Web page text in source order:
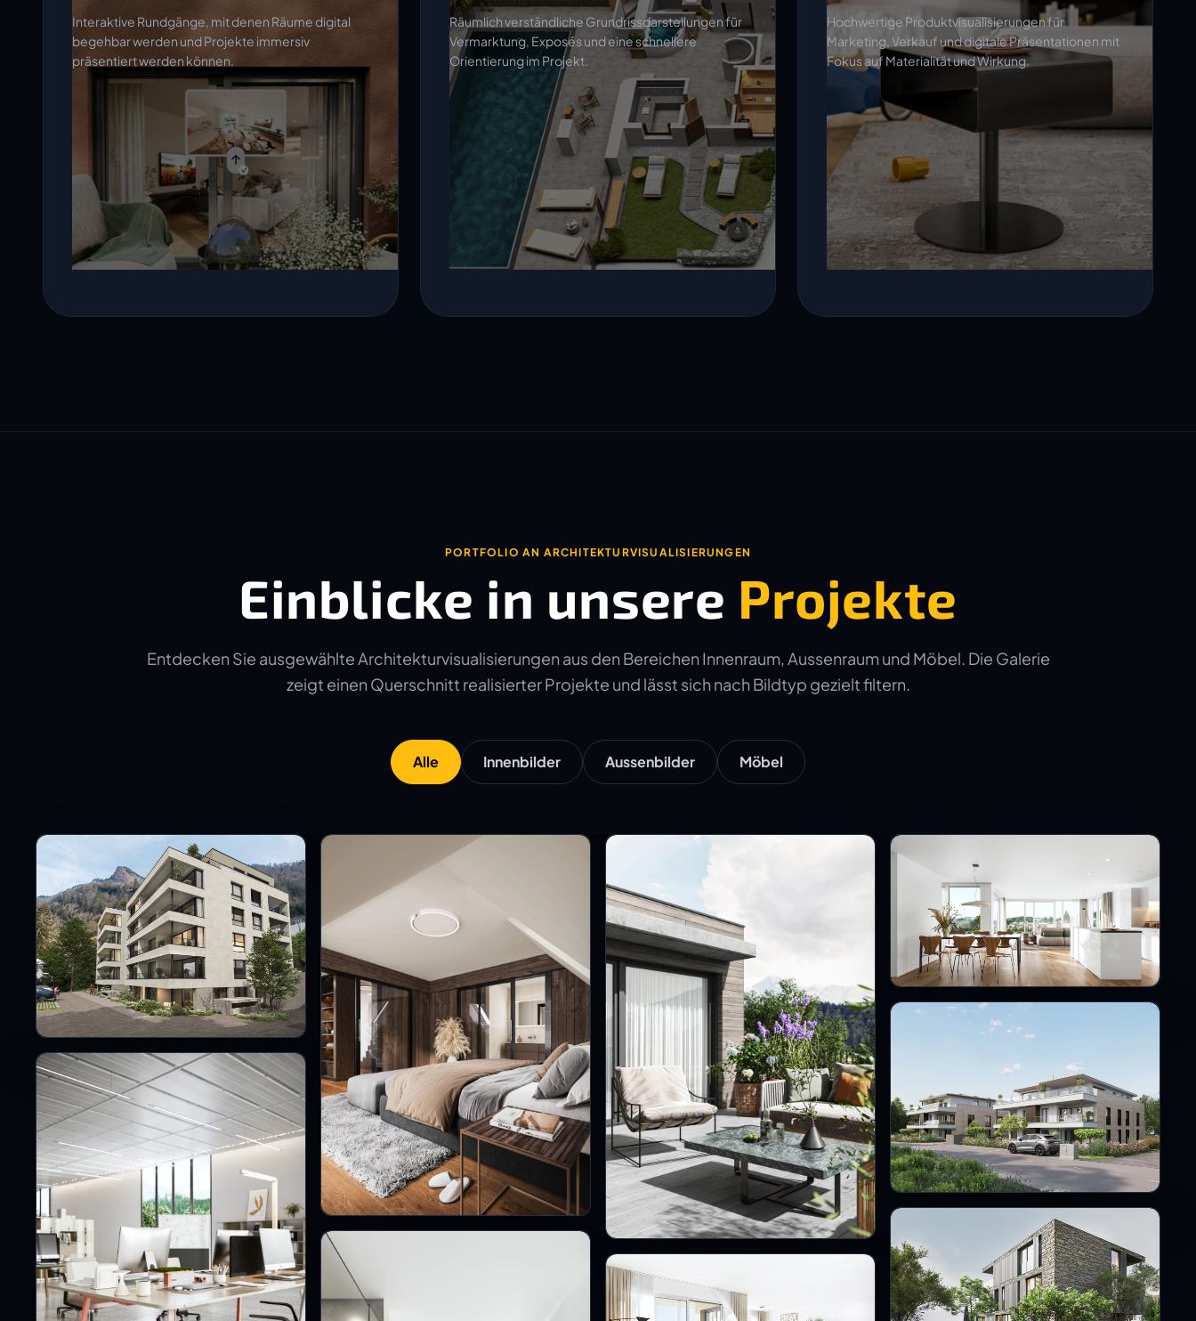
Interaktive Rundgänge, mit denen Räume digital
begehbar werden und Projekte immersiv
präsentiert werden können.
Räumlich verständliche Grundrissdarstellungen für
Vermarktung, Exposés und eine schnellere
Orientierung im Projekt.
Hochwertige Produktvisualisierungen für
Marketing, Verkauf und digitale Präsentationen mit
Fokus auf Materialität und Wirkung.
PORTFOLIO AN ARCHITEKTURVISUALISIERUNGEN
Einblicke in unsere Projekte
Entdecken Sie ausgewählte Architekturvisualisierungen aus den Bereichen Innenraum, Aussenraum und Möbel. Die Galerie
zeigt einen Querschnitt realisierter Projekte und lässt sich nach Bildtyp gezielt filtern.
Alle Innenbilder Aussenbilder Möbel